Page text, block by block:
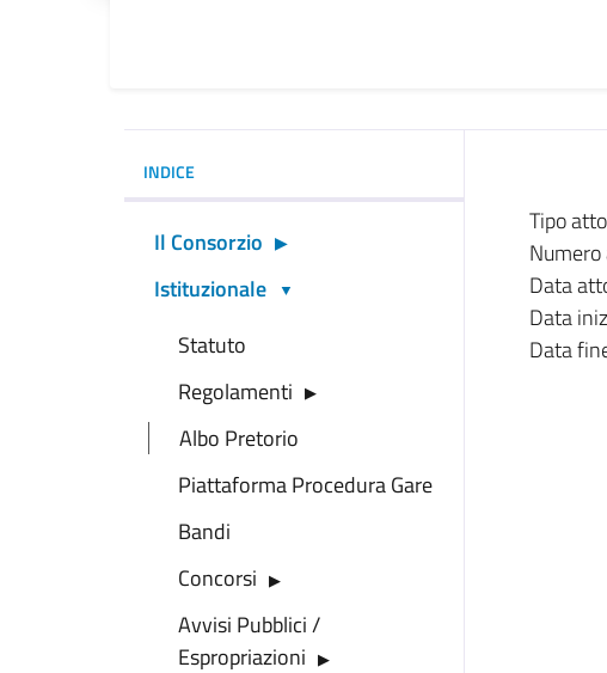
INDICE
Il Consorzio
Istituzionale
Statuto
Regolamenti
Albo Pretorio
Piattaforma Procedura Gare
Bandi
Concorsi
Avvisi Pubblici /
Espropriazioni
Tipo
Data
Data
Data